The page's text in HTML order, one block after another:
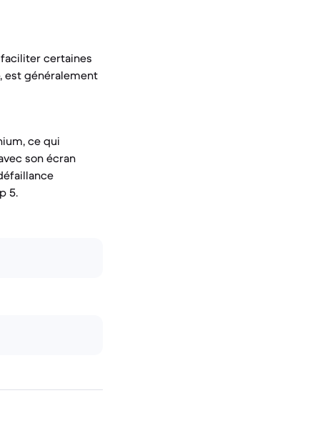
certaines
est généralement
ce qui
son écran
5.